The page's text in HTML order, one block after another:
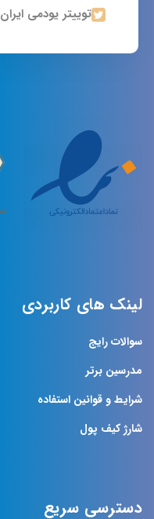
توییتر یودمی ایران
لینک های کاربردی
سوالات رایج
مدرسین برتر
شرایط و قوانین استفاده
شارژ کیف پول
دسترسی سریع